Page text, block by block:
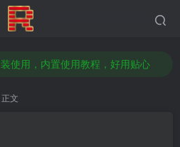
本站已推出部分科技支持GTA5增强版辅助/GTA5传承版辅助/或支持支持双版
使用，内置使用教程，好用贴心
正品激活码，官方售后服务
正文